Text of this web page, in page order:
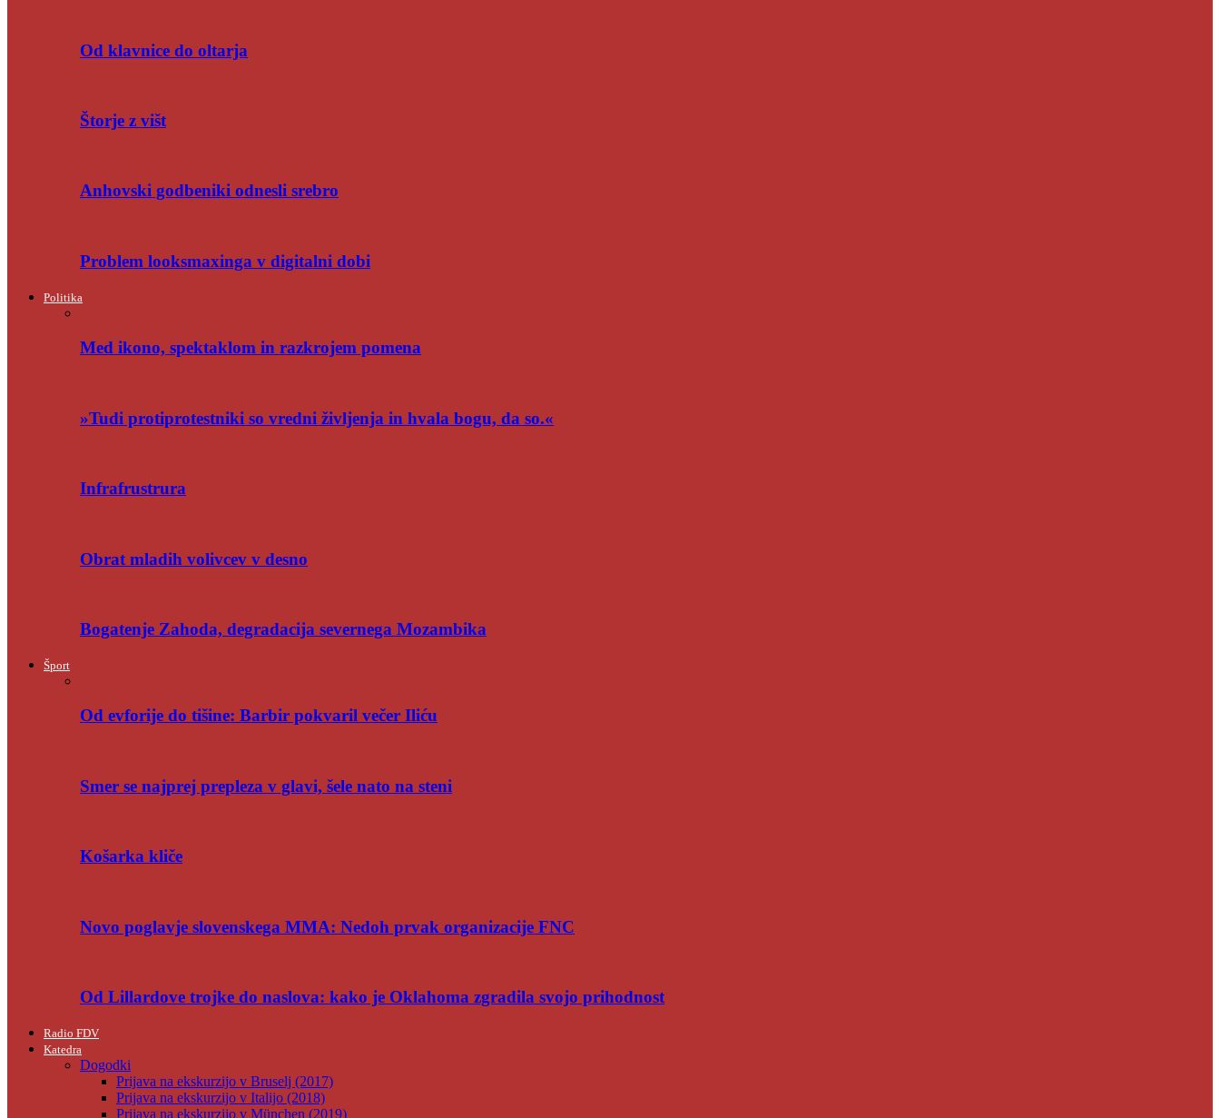
Od klavnice do oltarja
Štorje z višt
Anhovski godbeniki odnesli srebro
Problem looksmaxinga v digitalni dobi
Politika
Med ikono, spektaklom in razkrojem pomena
»Tudi protiprotestniki so vredni življenja in hvala bogu, da so.«
Infrafrustrura
Obrat mladih volivcev v desno
Bogatenje Zahoda, degradacija severnega Mozambika
Šport
Od evforije do tišine: Barbir pokvaril večer Iliću
Smer se najprej prepleza v glavi, šele nato na steni
Košarka kliče
Novo poglavje slovenskega MMA: Nedoh prvak organizacije FNC
Od Lillardove trojke do naslova: kako je Oklahoma zgradila svojo prihodnost
Radio FDV
Katedra
Dogodki
Prijava na ekskurzijo v Bruselj (2017)
Prijava na ekskurzijo v Italijo (2018)
Prijava na ekskurzijo v München (2019)